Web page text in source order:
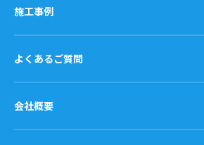
施工事例
よくあるご質問
会社概要